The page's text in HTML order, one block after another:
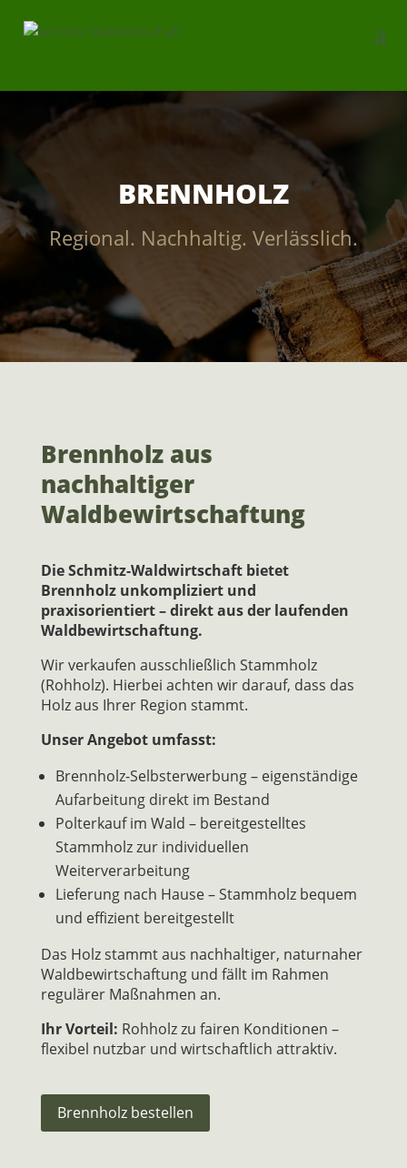
BRENNHOLZ
Regional. Nachhaltig. Verlässlich.
Brennholz aus
nachhaltiger
Waldbewirtschaftung
Die Schmitz-Waldwirtschaft bietet
Brennholz unkompliziert und
praxisorientiert – direkt aus der laufenden
Waldbewirtschaftung.
Wir verkaufen ausschließlich Stammholz
(Rohholz). Hierbei achten wir darauf, dass das
Holz aus Ihrer Region stammt.
Unser Angebot umfasst:
Brennholz-Selbsterwerbung – eigenständige
Aufarbeitung direkt im Bestand
Polterkauf im Wald – bereitgestelltes
Stammholz zur individuellen
Weiterverarbeitung
Lieferung nach Hause – Stammholz bequem
und effizient bereitgestellt
Das Holz stammt aus nachhaltiger, naturnaher
Waldbewirtschaftung und fällt im Rahmen
regulärer Maßnahmen an.
Ihr Vorteil: Rohholz zu fairen Konditionen –
flexibel nutzbar und wirtschaftlich attraktiv.
Brennholz bestellen